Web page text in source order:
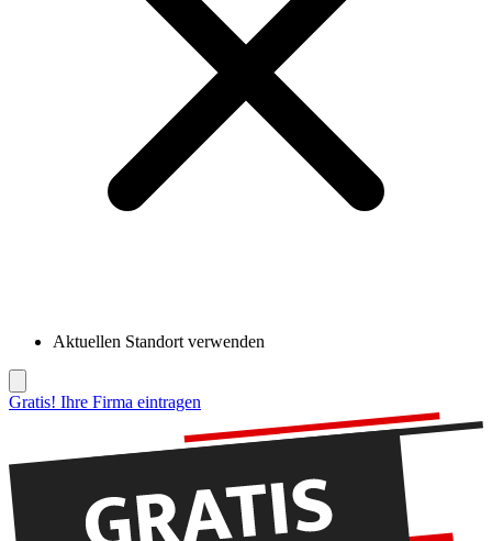
Aktuellen Standort verwenden
Gratis! Ihre Firma eintragen